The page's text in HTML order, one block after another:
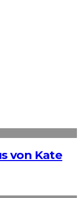
von Kate